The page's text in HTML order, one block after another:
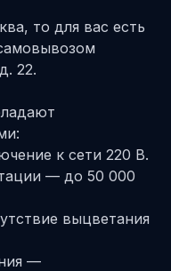
то для вас есть
22.
к сети 220 В.
— до 50 000
выцветания
—